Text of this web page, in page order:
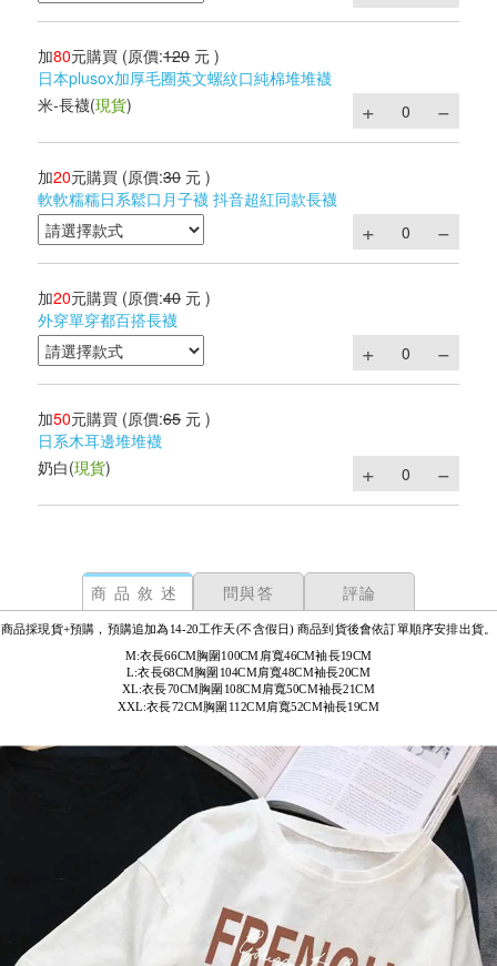
加80元購買 (原價:120 元 )
日本plusox加厚毛圈英文螺紋口純棉堆堆襪
米-長襪(現貨)
加20元購買 (原價:30 元 )
軟軟糯糯日系鬆口月子襪 抖音超紅同款長襪
加20元購買 (原價:40 元 )
外穿單穿都百搭長襪
加50元購買 (原價:65 元 )
日系木耳邊堆堆襪
奶白(現貨)
商品敘述 問與答 評論